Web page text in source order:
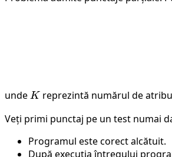
undeK
K reprezintă numărul de
Veți primi punctaj pe un test numai
Programul este corect alcătuit.
După execuția întregului